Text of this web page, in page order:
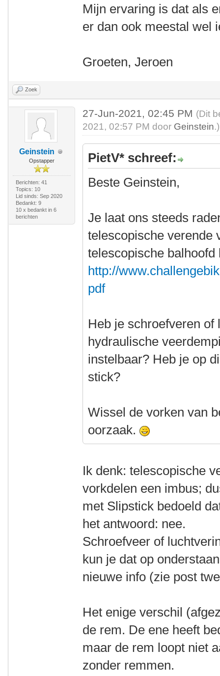
Mijn ervaring is dat als
er dan ook meestal wel
Groeten, Jeroen
Zoek
Geinstein
Opstapper
Berichten: 41
Topics: 10
Lid sinds: Sep 2020
Bedankt: 9
10 x bedankt in 6
berichten
27-Jun-2021, 02:45 PM (Dit
2021, 02:57 PM door Geinstein.)
PietV* schreef:
Beste Geinstein,
Je laat ons steeds
telescopische verende
telescopische balhoofd
http://
pdf
Heb je schroefveren
hydraulische
instelbaar? Heb je op
stick?
Wissel de vorken van
oorzaak.
Ik denk: telescopische
vorkdelen een imbus;
met Slipstick bedoeld
het antwoord: nee.
Schroefveer of
kun je dat op
nieuwe info (zie post
Het enige verschil
de rem. De ene heeft
maar de rem loopt niet
zonder remmen.